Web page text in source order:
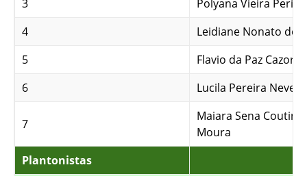
3
Polyana Vieira
4
Leidiane Nonato de
5
Flavio da Paz Cazorla
6
Lucila Pereira Neves
7
Maiara Sena
Moura
Plantonistas